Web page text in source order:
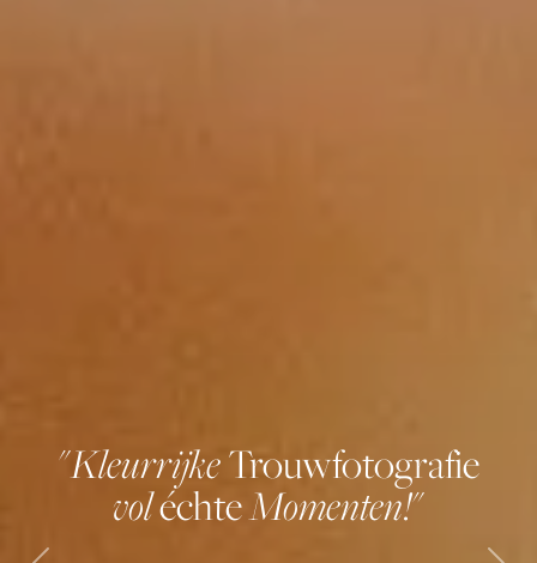
"KleurrijkeTrouwfotografie
voléchteMomenten!"